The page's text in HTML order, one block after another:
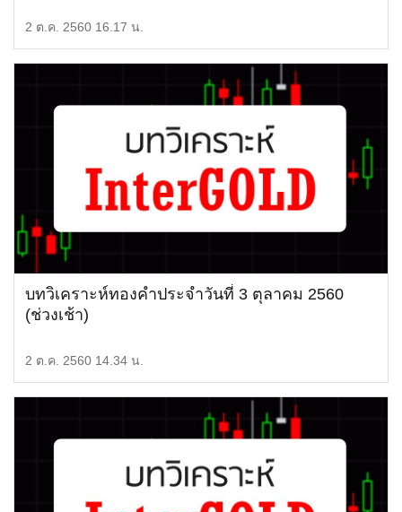
2 ต.ค. 2560 16.17 น.
บทวิเคราะห์ทองคำประจำวันที่ 3 ตุลาคม 2560
(ช่วงเช้า)
2 ต.ค. 2560 14.34 น.